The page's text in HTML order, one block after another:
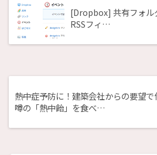
[Dropbox] 共有フォル
RSSフィ…
熱中症予防に！建築会社からの要望で
噂の「熱中飴」を食べ…